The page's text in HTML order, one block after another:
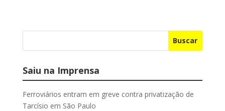
Buscar
Saiu na Imprensa
Ferroviários entram em greve contra privatização de
Tarcísio em São Paulo